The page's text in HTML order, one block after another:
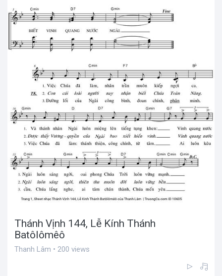
Thánh Vịnh 144, Lễ Kính Thánh
Batôlômêô
Thanh Lâm • 200 views